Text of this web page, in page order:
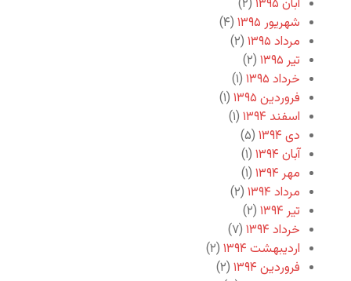
آبان ۱۳۹۵
(۲)
شهریور ۱۳۹۵
(۴)
مرداد ۱۳۹۵
(۲)
تیر ۱۳۹۵
(۲)
خرداد ۱۳۹۵
(۱)
فروردین ۱۳۹۵
(۱)
اسفند ۱۳۹۴
(۱)
دی ۱۳۹۴
(۵)
آبان ۱۳۹۴
(۱)
مهر ۱۳۹۴
(۱)
مرداد ۱۳۹۴
(۲)
تیر ۱۳۹۴
(۲)
خرداد ۱۳۹۴
(۷)
اردیبهشت ۱۳۹۴
(۲)
فروردین ۱۳۹۴
(۲)